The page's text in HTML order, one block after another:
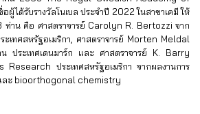
ผู้ได้รับรางวัลโนเบล ประจำปี 2022 ในสาขาเคมี ให้
ท่าน คือ ศาสตราจารย์ Carolyn R. Bertozzi จาก
เทศสหรัฐอเมริกา, ศาสตราจารย์ Morten Meldal
น ประเทศเดนมาร์ก และ ศาสตราจารย์ K. Barry
ประเทศสหรัฐอเมริกา จากผลงานการ
ะ bioorthogonal chemistry